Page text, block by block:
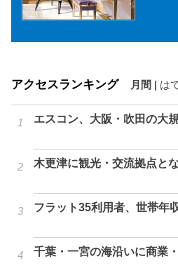
アクセスランキング 月間 は
エスコン、大阪・吹田の大
木更津に観光・交流拠点と
フラット35利用者、世帯年
千葉・一宮の海沿いに商業